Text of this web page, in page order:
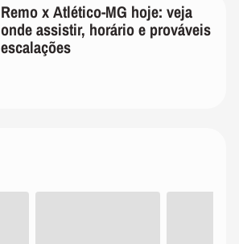
Remo x Atlético-MG hoje: veja
onde assistir, horário e prováveis
escalações